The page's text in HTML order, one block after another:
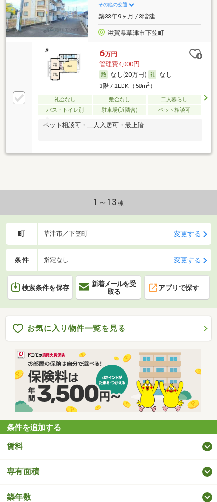
その他の交通
築33年9ヶ月 / 3階建
滋賀県草津市下笠町
6万円
管理費4,000円
なし(20万円)
なし
3階 / 2LDK（58m2）
礼金なし 敷金なし
二人暮らし
バス・トイレ別
駐車場(近隣含) ペット相談可
ペット相談可・二人入居可・最上階
1～13 棟
町 草津市／下笠町 変更する
条件 指定なし 変更する
検索条件を保存
新着メールを受
取る
アプリで探す
お気に入り物件一覧を見る
条件を追加する
賃料
専有面積
築年数